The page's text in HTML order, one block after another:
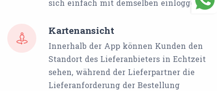
sich einfach mit demselben einloggen.
Kartenansicht
Innerhalb der App können Kunden den
Standort des Lieferanbieters in Echtzeit
sehen, während der Lieferpartner die
Lieferanforderung der Bestellung